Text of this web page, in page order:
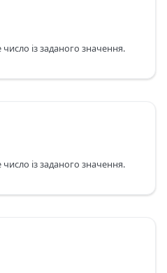
із заданого значення.
із заданого значення.